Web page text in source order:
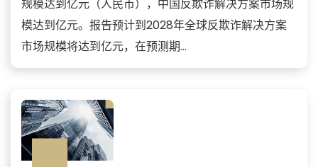
规模达到亿元（人民币），中国反欺诈解决方案市场规
模达到亿元。报告预计到2028年全球反欺诈解决方案
市场规模将达到亿元，在预测期...